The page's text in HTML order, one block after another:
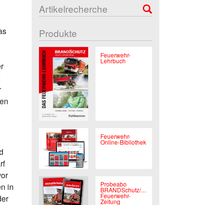
in
Artikelrecherche
Produkte
Feuerwehr-
Lehrbuch
Feuerwehr-
Online-Bibliothek
Probeabo
BRANDSchutz/Deutsche
Feuerwehr-
Zeitung